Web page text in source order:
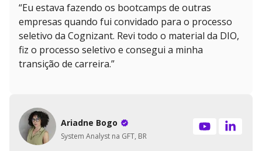
“Eu estava fazendo os bootcamps de outras
empresas quando fui convidado para o processo
seletivo da Cognizant. Revi todo o material da DIO,
fiz o processo seletivo e consegui a minha
transição de carreira.”
Ariadne Bogo
System Analyst na GFT, BR